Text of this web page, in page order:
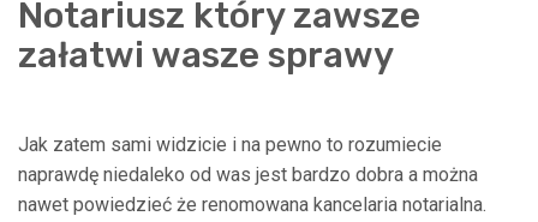
Notariusz który zawsze
załatwi wasze sprawy
Jak zatem sami widzicie i na pewno to rozumiecie
naprawdę niedaleko od was jest bardzo dobra a można
nawet powiedzieć że renomowana kancelaria notarialna.